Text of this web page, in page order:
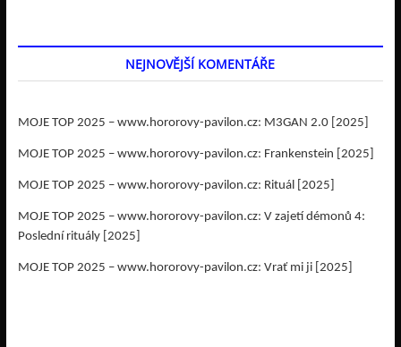
NEJNOVĚJŠÍ KOMENTÁŘE
MOJE TOP 2025 – www.hororovy-pavilon.cz: M3GAN 2.0 [2025]
MOJE TOP 2025 – www.hororovy-pavilon.cz: Frankenstein [2025]
MOJE TOP 2025 – www.hororovy-pavilon.cz: Rituál [2025]
MOJE TOP 2025 – www.hororovy-pavilon.cz: V zajetí démonů 4:
Poslední rituály [2025]
MOJE TOP 2025 – www.hororovy-pavilon.cz: Vrať mi ji [2025]